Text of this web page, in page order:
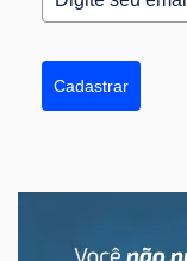
Cadastrar